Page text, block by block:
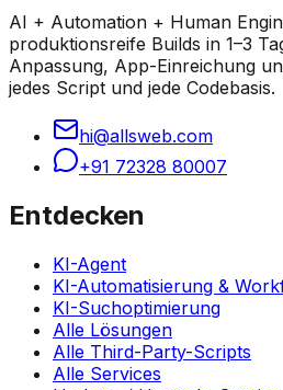
AI + Automation + Human
produktionsreife Builds in 1–3
Anpassung, App-Einreichung
jedes Script und jede Codebasis.
hi@allsweb.com
+91 72328 80007
Entdecken
KI-Agent
KI-Automatisierung &
KI-Suchoptimierung
Alle Lösungen
Alle Third-Party-Scripts
Alle Services